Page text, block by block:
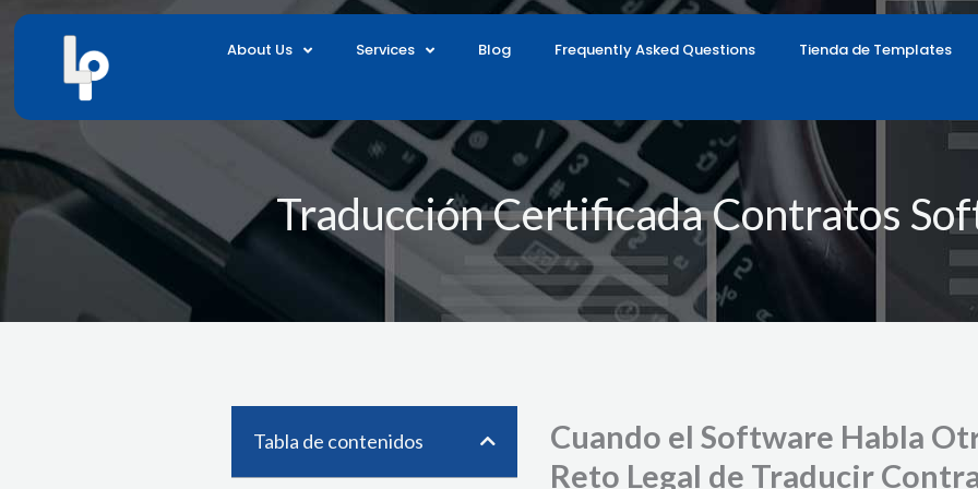
Skip
About Us Services Blog Frequently Asked Questions Tienda de Templates
Traducción Certificada Contratos
Tabla de contenidos
Cuando el Software Habla
Reto Legal de Traducir